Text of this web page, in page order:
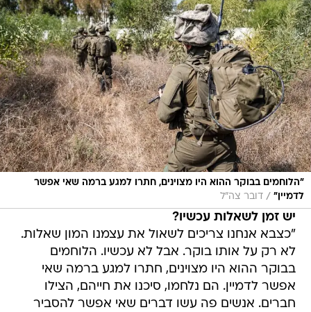
"הלוחמים בבוקר ההוא היו מצוינים, חתרו למגע ברמה שאי אפשר
לדמיין" / דובר צה"ל
יש זמן לשאלות עכשיו?
"כצבא אנחנו צריכים לשאול את עצמנו המון שאלות.
לא רק על אותו בוקר. אבל לא עכשיו. הלוחמים
בבוקר ההוא היו מצוינים, חתרו למגע ברמה שאי
אפשר לדמיין. הם נלחמו, סיכנו את חייהם, הצילו
חברים. אנשים פה עשו דברים שאי אפשר להסביר